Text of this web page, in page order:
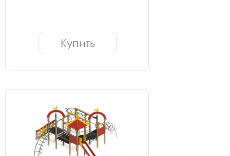
Купить